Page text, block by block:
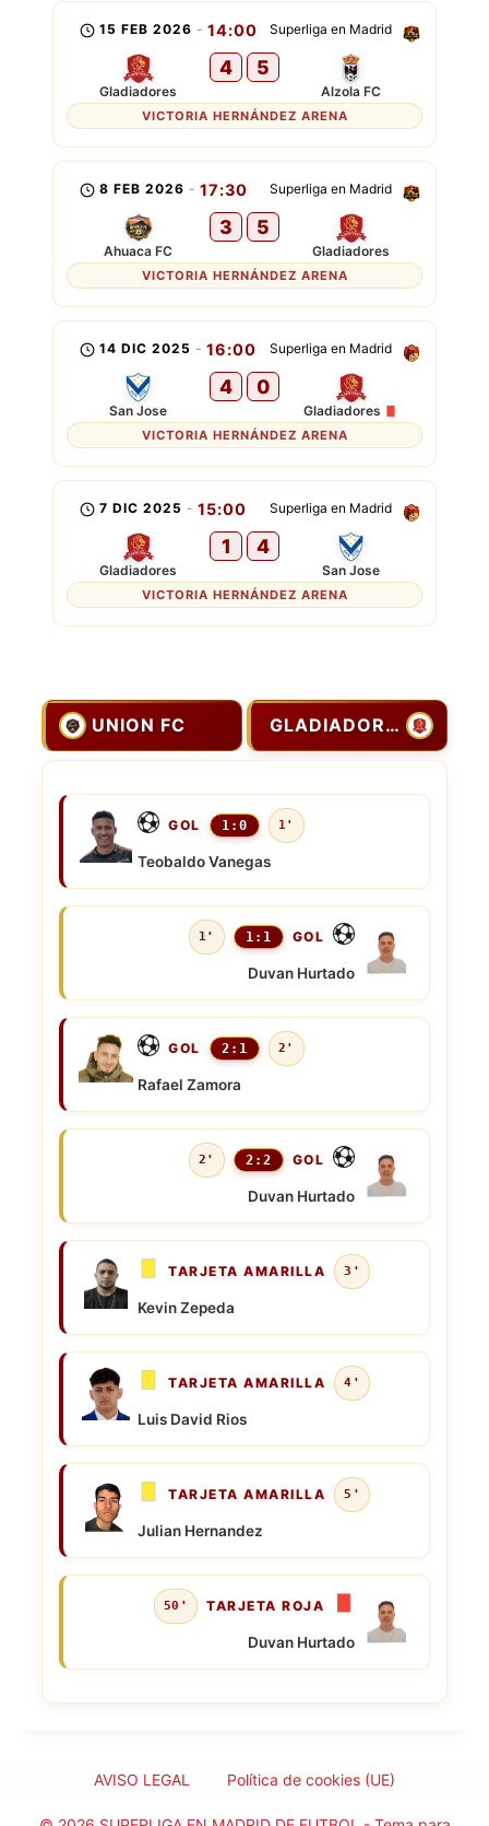
Superliga en Madrid
15 FEB 2026 - 14:00
Gladiadores
4 5
Alzola FC
VICTORIA HERNÁNDEZ ARENA
Superliga en Madrid
8 FEB 2026 - 17:30
Ahuaca FC
3 5
Gladiadores
VICTORIA HERNÁNDEZ ARENA
Superliga en Madrid
14 DIC 2025 - 16:00
San Jose
4 0
Gladiadores
VICTORIA HERNÁNDEZ ARENA
Superliga en Madrid
7 DIC 2025 - 15:00
Gladiadores
1 4
San Jose
VICTORIA HERNÁNDEZ ARENA
UNION FC GLADIADORES
GOL 1:0 1'
Teobaldo Vanegas
1' 1:1 GOL
Duvan Hurtado
GOL 2:1 2'
Rafael Zamora
2' 2:2 GOL
Duvan Hurtado
TARJETA AMARILLA 3'
Kevin Zepeda
TARJETA AMARILLA 4'
Luis David Rios
TARJETA AMARILLA 5'
Julian Hernandez
50' TARJETA ROJA
Duvan Hurtado
AVISO LEGAL Política de cookies (UE)